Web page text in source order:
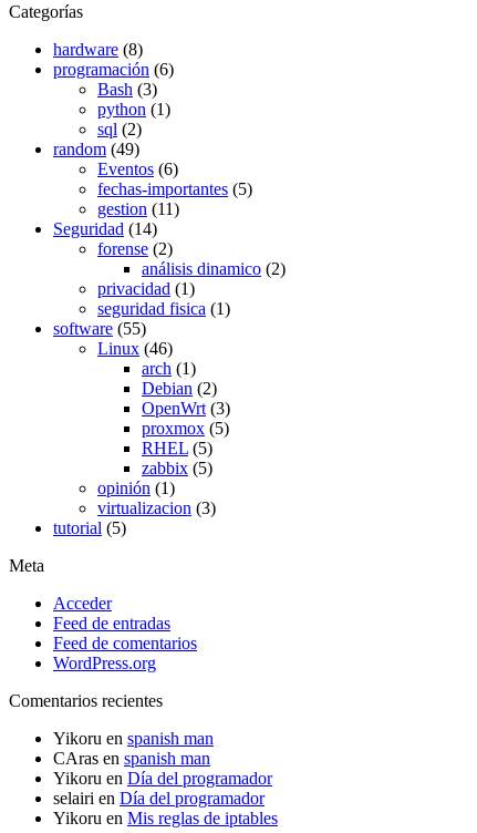
Categorías
hardware (8)
programación (6)
Bash (3)
python (1)
sql (2)
random (49)
Eventos (6)
fechas-importantes (5)
gestion (11)
Seguridad (14)
forense (2)
análisis dinamico (2)
privacidad (1)
seguridad fisica (1)
software (55)
Linux (46)
arch (1)
Debian (2)
OpenWrt (3)
proxmox (5)
RHEL (5)
zabbix (5)
opinión (1)
virtualizacion (3)
tutorial (5)
Meta
Acceder
Feed de entradas
Feed de comentarios
WordPress.org
Comentarios recientes
Yikoru en spanish man
CAras en spanish man
Yikoru en Día del programador
selairi en Día del programador
Yikoru en Mis reglas de iptables